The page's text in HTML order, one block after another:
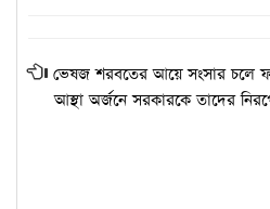
ভেষজ শরবতের আয়ে সংসার চলে
আস্থা অর্জনে সরকারকে তাদের